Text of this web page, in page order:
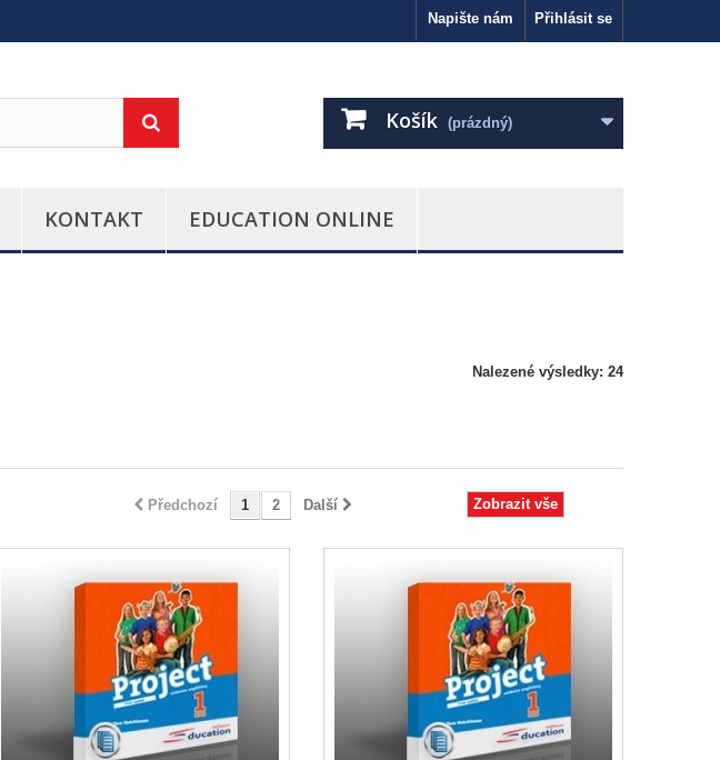
Přihlásit se
Napište nám
Košík (prázdný)
KONTAKT EDUCATION ONLINE
Nalezené výsledky: 24
Zobrazit vše
Předchozí 1 2 Další